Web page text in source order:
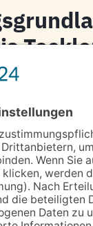
und
und Zahlen,